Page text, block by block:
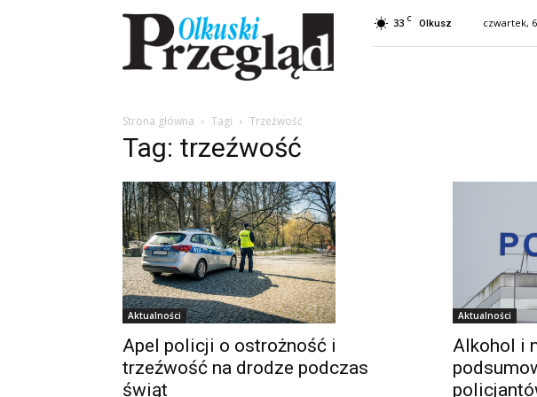
Przegląd
Olkuski
33 C Olkusz czwartek,
Strona główna Tagi Trzeźwość
Tag: trzeźwość
Aktualności
Apel policji o ostrożność i
trzeźwość na drodze podczas
świąt
Aktualności
Alkohol i